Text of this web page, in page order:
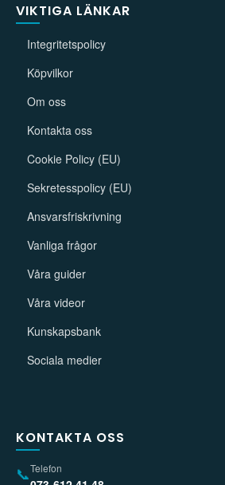
VIKTIGA LÄNKAR
Integritetspolicy
Köpvilkor
Om oss
Kontakta oss
Cookie Policy (EU)
Sekretesspolicy (EU)
Ansvarsfriskrivning
Vanliga frågor
Våra guider
Våra videor
Kunskapsbank
Sociala medier
KONTAKTA OSS
📞Telefon